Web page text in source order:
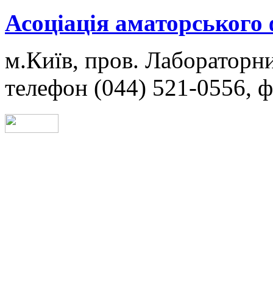
Асоціація
м.Київ, пров.
телефон (044) 521-0556,